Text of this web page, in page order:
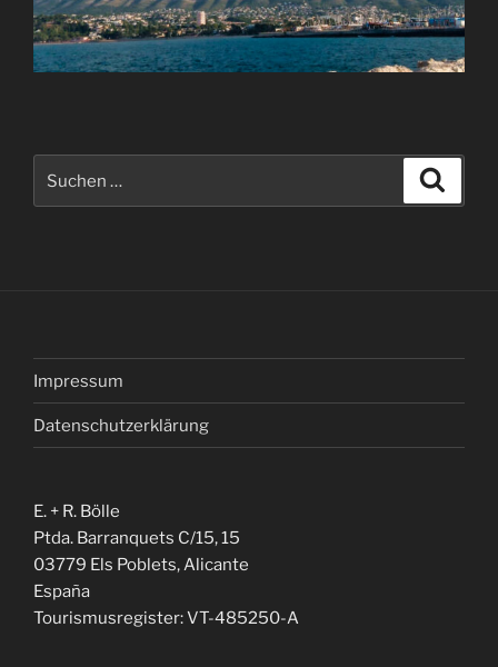
nach:
Impressum
Datenschutzerklärung
E. + R. Bölle
Ptda. Barranquets C/15, 15
03779 Els Poblets, Alicante
España
Tourismusregister: VT-485250-A